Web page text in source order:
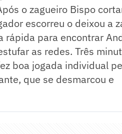
o zagueiro Bispo
escorreu o deixou a
rápida para encontrar
as redes. Três
boa jogada individual
que se desmarcou e